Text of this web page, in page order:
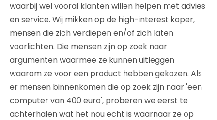
waarbij wel vooral klanten willen helpen met advies
en service. Wij mikken op de high-interest koper,
mensen die zich verdiepen en/of zich laten
voorlichten. Die mensen zijn op zoek naar
argumenten waarmee ze kunnen uitleggen
waarom ze voor een product hebben gekozen. Als
er mensen binnenkomen die op zoek zijn naar 'een
computer van 400 euro', proberen we eerst te
achterhalen wat het nou echt is waarnaar ze op